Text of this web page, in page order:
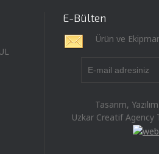
E-Bülten
Ürün ve
Tasarım,
Uzkar Creatif Agency